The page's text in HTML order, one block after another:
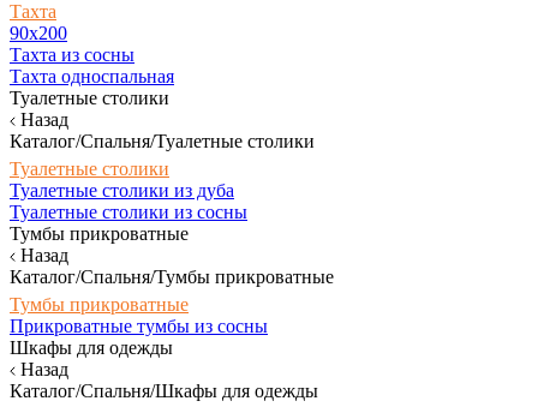
Тахта
90х200
Тахта из сосны
Тахта односпальная
Туалетные столики
Назад
Каталог/Спальня/Туалетные столики
Туалетные столики
Туалетные столики из дуба
Туалетные столики из сосны
Тумбы прикроватные
Назад
Каталог/Спальня/Тумбы прикроватные
Тумбы прикроватные
Прикроватные тумбы из сосны
Шкафы для одежды
Назад
Каталог/Спальня/Шкафы для одежды